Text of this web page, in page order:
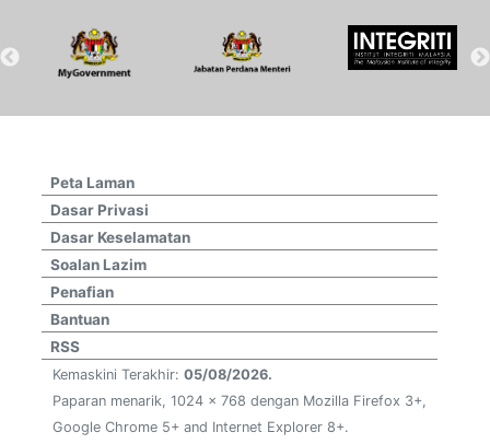
Peta Laman
Dasar Privasi
Dasar Keselamatan
Soalan Lazim
Penafian
Bantuan
RSS
Kemaskini Terakhir: 05/08/2026.
Paparan menarik, 1024 x 768 dengan Mozilla Firefox 3+,
Google Chrome 5+ and Internet Explorer 8+.